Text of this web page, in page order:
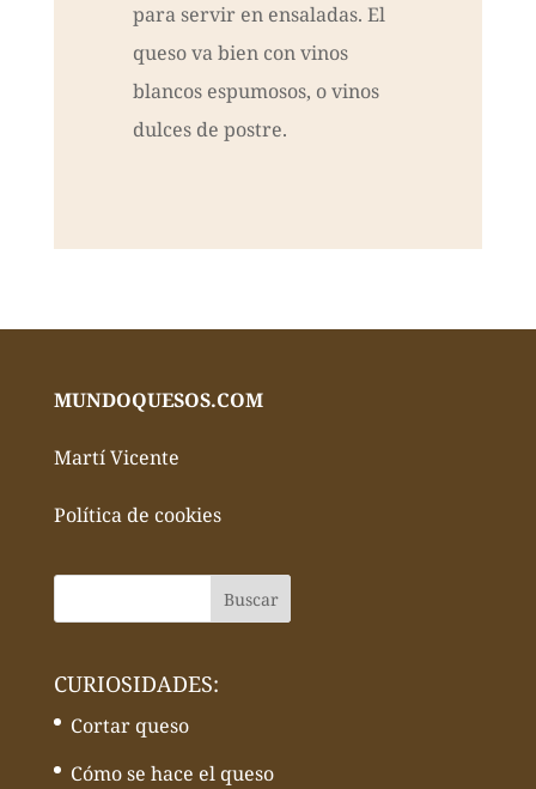
para servir en ensaladas. El
queso va bien con vinos
blancos espumosos, o vinos
dulces de postre.
MUNDOQUESOS.COM
Martí Vicente
Política de cookies
CURIOSIDADES:
Cortar queso
Cómo se hace el queso